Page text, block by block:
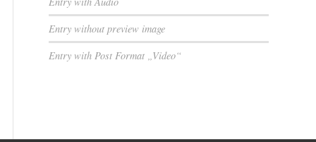
Entry without preview image
Entry with Post Format „Video“